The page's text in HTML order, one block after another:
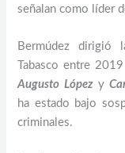
señalan como líder
Bermúdez dirigió
Tabasco entre
Augusto Lópezy
ha estado bajo
criminales.